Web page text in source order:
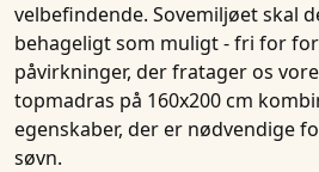
velbefindende. Sovemiljøet skal
behageligt som muligt - fri for
påvirkninger, der fratager os
topmadras på 160x200 cm
egenskaber, der er nødvendige
søvn.